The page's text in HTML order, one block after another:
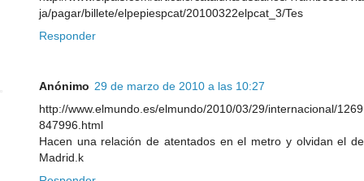
ja/pagar/billete/elpepiespcat/20100322elpcat_3/Tes
Responder
Anónimo 29 de marzo de 2010 a las 10:27
http://www.elmundo.es/elmundo/2010/03/29/internacional/1269
847996.html
Hacen una relación de atentados en el metro y olvidan el de
Madrid.k